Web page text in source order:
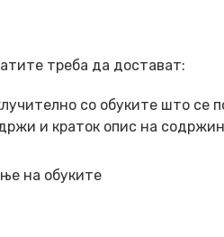
треба да достават:
со обуките што
и краток опис на
на обуките